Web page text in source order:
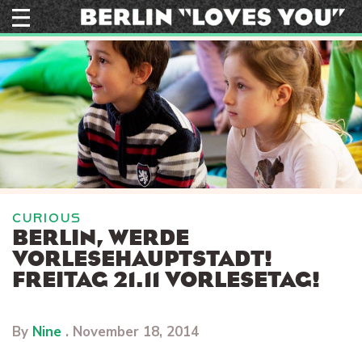
Skip
to
content
CURIOUS
BERLIN, WERDE
VORLESEHAUPTSTADT!
FREITAG 21.11 VORLESETAG!
By Nine . November 18, 2014